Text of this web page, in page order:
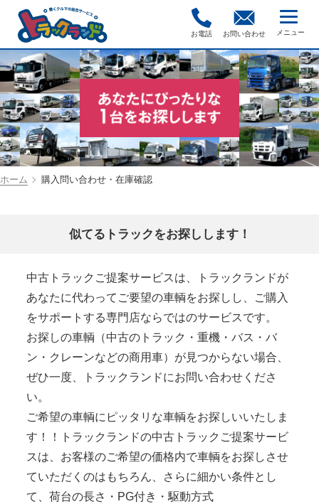
お電話 お問い合わせ
ホーム 購入問い合わせ・在庫確認
似てるトラックをお探しします！
中古トラックご提案サービスは、トラックランドが
あなたに代わってご要望の車輌をお探しし、ご購入
をサポートする専門店ならではのサービスです。
お探しの車輌（中古のトラック・重機・バス・バ
ン・クレーンなどの商用車）が見つからない場合、
ぜひ一度、トラックランドにお問い合わせくださ
い。
ご希望の車輌にピッタリな車輌をお探しいいたしま
す！！トラックランドの中古トラックご提案サービ
スは、お客様のご希望の価格内で車輌をお探しさせ
ていただくのはもちろん、さらに細かい条件とし
て、荷台の長さ・PG付き・駆動方式